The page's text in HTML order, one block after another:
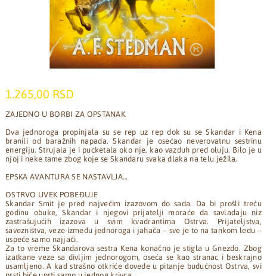
1.265,00 RSD
ZAJEDNO U BORBI ZA OPSTANAK
Dva jednoroga propinjala su se rep uz rep dok su se Skandar i Kena
branili od baražnih napada. Skandar je osećao neverovatnu sestrinu
energiju. Strujala je i pucketala oko nje, kao vazduh pred oluju. Bilo je u
njoj i neke tame zbog koje se Skandaru svaka dlaka na telu ježila.
EPSKA AVANTURA SE NASTAVLJA…
OSTRVO UVEK POBEĐUJE
Skandar Smit je pred najvećim izazovom do sada. Da bi prošli treću
godinu obuke, Skandar i njegovi prijatelji moraće da savladaju niz
zastrašujućih izazova u svim kvadrantima Ostrva. Prijateljstva,
savezništva, veze između jednoroga i jahača – sve je to na tankom ledu –
uspeće samo najjači.
Za to vreme Skandarova sestra Kena konačno je stigla u Gnezdo. Zbog
izatkane veze sa divljim jednorogom, oseća se kao stranac i beskrajno
usamljeno. A kad strašno otkriće dovede u pitanje budućnost Ostrva, svi